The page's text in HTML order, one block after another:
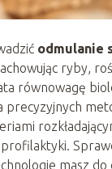
odmulanie
ryby,
równowagę
precyzyjnych
masz do